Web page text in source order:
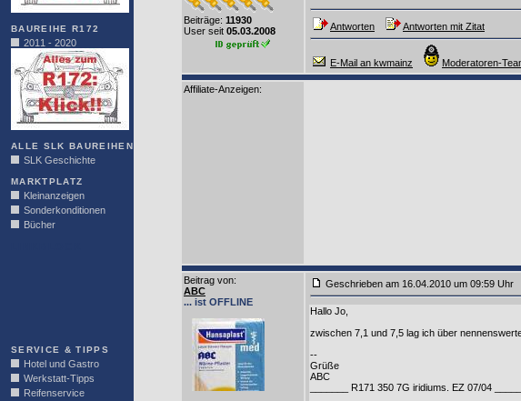
BAUREIHE R172
2011 - 2020
ALLE SLK BAUREIHEN
SLK Geschichte
MARKTPLATZ
Kleinanzeigen
Sonderkonditionen
Bücher
SERVICE & TIPPS
Hotel und Gastro
Werkstatt-Tipps
Reifenservice
Beiträge: 11930
User seit 05.03.2008 Antworten Antworten mit Zitat
E-Mail an kwmainz Moderatoren-
Affiliate-Anzeigen:
Beitrag von:
ABC
... ist OFFLINE
Geschrieben am 16.04.2010 um 09:59 Uhr
Hallo Jo,
zwischen 7,1 und 7,5 lag ich über
--
Grüße
ABC
_______ R171 350 7G iridiums. EZ 07/04